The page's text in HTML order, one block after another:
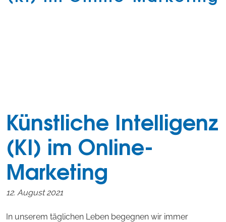
Künstliche Intelligenz
(KI) im Online-
Marketing
12. August 2021
In unserem täglichen Leben begegnen wir immer